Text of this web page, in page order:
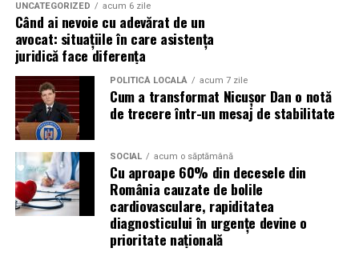
Cei care aleg transportul alternativ vor gasi o parcare
special amenajata pentru biciclete chiar la intrarea in
festival.
Masina
personala
Organizatorii recomanda utilizarea transportului public
sau a curselor speciale dedicate festivalului, intrucat nu
exista parcare destinata publicului.
Daca alegi totusi sa vii cu masina, sunt recomandate
rutele alternative Chitila – Buftea sau Corbeanca –
UNCATEGORIZED acum 6 zile
Când ai nevoie cu adevărat de un
avocat: situațiile în care asistența
juridică face diferența
POLITICĂ LOCALĂ acum 7 zile
Cum a transformat Nicușor Dan o notă
de trecere într-un mesaj de stabilitate
SOCIAL acum o săptămână
Cu aproape 60% din decesele din
România cauzate de bolile
cardiovasculare, rapiditatea
diagnosticului în urgențe devine o
prioritate națională